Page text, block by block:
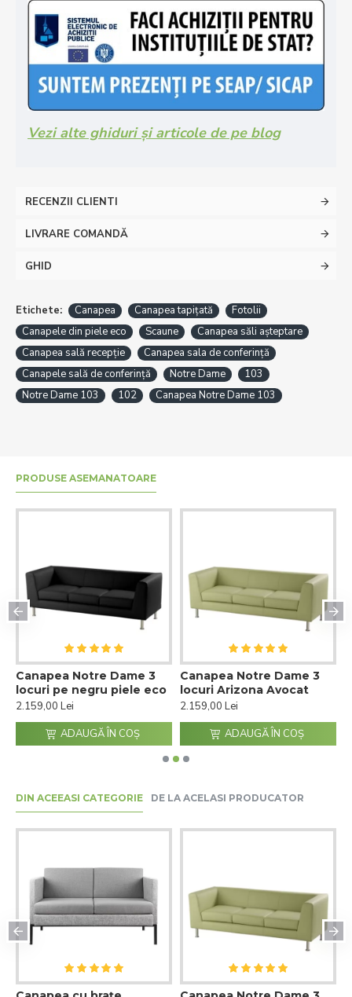
Vezi alte ghiduri și articole de pe blog
RECENZII CLIENTI
LIVRARE COMANDĂ
GHID
Etichete: Canapea Canapea tapițată
Fotolii
Canapele din piele eco
Scaune
Canapea săli așteptare
Canapea sală recepție
Canapea sala de conferință
Canapele sală de conferință
Notre Dame
103
Notre Dame 103
102 Canapea Notre Dame 103
PRODUSE ASEMANATOARE
Canapea Notre Dame 3
locuri pe negru piele eco
2.159,00 Lei
ADAUGĂ ÎN COŞ
Canapea Notre Dame 3
locuri Arizona Avocat
2.159,00 Lei
ADAUGĂ ÎN COŞ
DIN ACEEASI CATEGORIE DE LA ACELASI PRODUCATOR